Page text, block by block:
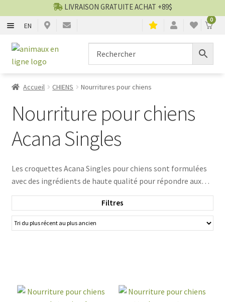
EN
0
Aller
à
navigation
Aller
au
LIVRAISON GRATUITE ACHAT +89$
CHIENS
SERVICES
🍁 PRODUITS CANADIEN
VENTES
Accueil CHIENS Nourritures pour chiens
Nourriture pour chiens
Acana Singles
Les croquettes Acana Singles pour chiens sont formulées
avec des ingrédients de haute qualité pour répondre aux
besoins nutritionnels spécifiques de votre animal. Avec des
protéines de qualité et des saveurs irrésistibles, offrez à
votre chien une alimentation équilibrée et savoureuse.
Découvrez dès maintenant la sélection de produits Acana
Filtres